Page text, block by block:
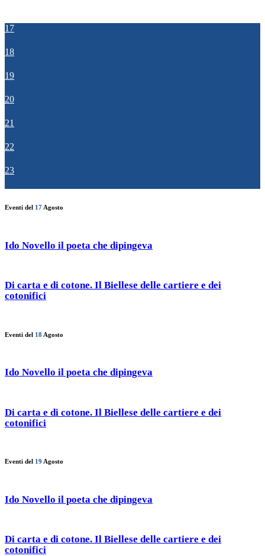
17
18
19
20
21
22
23
Eventi del 17Agosto
Ido Novello il poeta che dipingeva
Di carta e di cotone. Il Biellese delle cartiere e dei
cotonifici
Eventi del 18 Agosto
Ido Novello il poeta che dipingeva
Di carta e di cotone. Il Biellese delle cartiere e dei
cotonifici
Eventi del 19 Agosto
Ido Novello il poeta che dipingeva
Di carta e di cotone. Il Biellese delle cartiere e dei
cotonifici